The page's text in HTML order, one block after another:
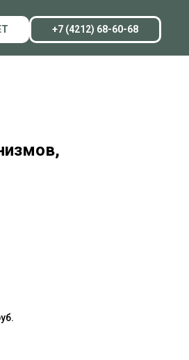
+7 (4212) 68-60-68